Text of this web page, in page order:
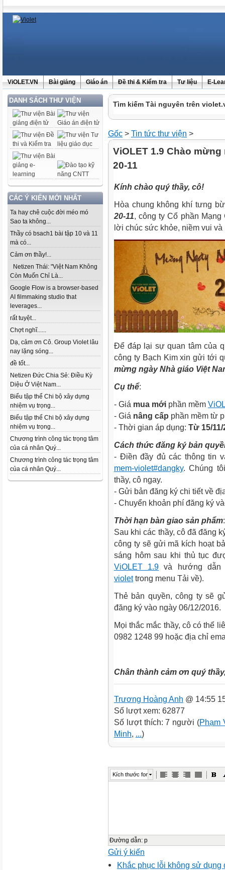
ViOLET.VN Bài giảng Giáo án Đề thi & Kiểm tra Tư liệu E-
DANH SÁCH THƯ VIỆN
CÁC Ý KIẾN MỚI NHẤT
Ta hay chê cuộc đời méo mó
Sao ta không...
Thầy có bsach1 bài tập 10 và 11
mà có...
Cảm ơn thầy!...
Netizen Thái: "Việt Nam Không
Còn Muốn Chỉ Là...
Google Flow is a browser-based
AI filmmaking studio that
leverages...
rất tuyệt...
Chợt nghĩ......
Dạ, cảm ơn Cô. Group Violet lâu
nay lặng sóng...
đề tốt...
Netizen Đức Chia Sẻ: Điều Kỳ
Diệu Ở Việt Nam...
Biểu tập thể Chi bộ xây dựng
nhiệm vụ trọng...
Biểu tập thể Chi bộ xây dựng
nhiệm vụ trọng...
Chương trình công tác trọng tâm
của cá nhân Quý...
Chương trình công tác trọng tâm
của cá nhân Quý...
Tìm kiếm Tài nguyên trên
Gốc > Tin tức thư viện >
ViOLET 1.9 Chào
20-11
Kính chào quý thầy, cô!
Hòa chung không khí tưng
20-11, công ty Cổ phần
lời chúc sức khỏe, niềm vui và
Để đáp lại sự quan tâm của
công ty Bạch Kim xin gửi tới
mừng ngày Nhà giáo Việt
Cụ thể:
- Giá mua mới phần mềm
- Giá nâng cấp phần mềm từ
- Thời gian áp dụng: Từ 15/11/
Cách thức đăng ký bản
- Điền đầy đủ các thông tin
mem-violet#dangky. Chúng
thầy, cô ngay.
- Gửi bản đăng ký chi tiết về
- Chuyển khoản phí đăng ký
Thời hạn bàn giao sản phẩm:
Sau khi các thầy, cô đã đăng
công ty sẽ gửi mã kích hoạt
sáng hôm sau khi thủ tục
ViOLET 1.9 và hướng
violettrong menu Tải về).
Thẻ bản quyền, công ty sẽ
đăng ký vào ngày 06/12/2016.
Mọi thắc mắc thầy, cô có thể
0982 1248 99 hoặc địa chỉ
Chân thành cảm ơn quý
Trương Hoàng Anh @ 14:55
Số lượt xem: 62877
Số lượt thích: 7 người (Phạm
Minh, ...)
Kích thước font
Đường dẫn: p
Gửi ý kiến
Khắc phục lỗi không sử